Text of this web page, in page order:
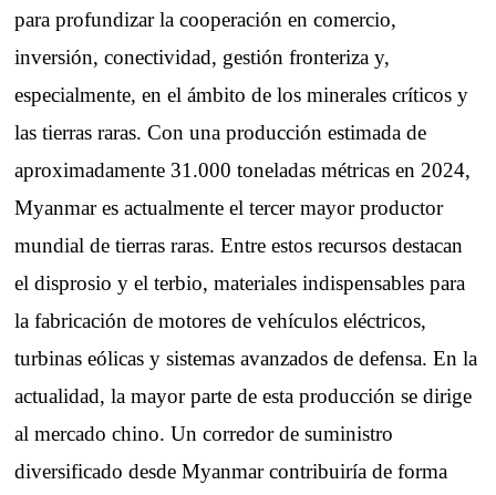
para profundizar la cooperación en comercio,
inversión, conectividad, gestión fronteriza y,
especialmente, en el ámbito de los minerales críticos y
las tierras raras. Con una producción estimada de
aproximadamente 31.000 toneladas métricas en 2024,
Myanmar es actualmente el tercer mayor productor
mundial de tierras raras. Entre estos recursos destacan
el disprosio y el terbio, materiales indispensables para
la fabricación de motores de vehículos eléctricos,
turbinas eólicas y sistemas avanzados de defensa. En la
actualidad, la mayor parte de esta producción se dirige
al mercado chino. Un corredor de suministro
diversificado desde Myanmar contribuiría de forma